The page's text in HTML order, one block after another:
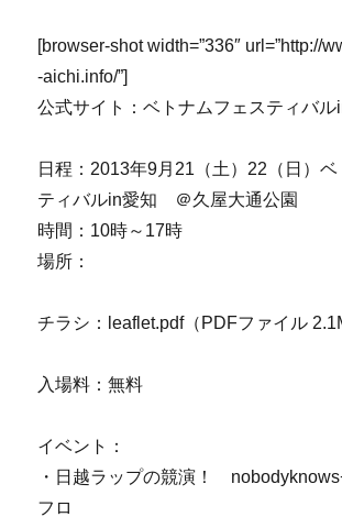
[browser-shot width=”336″ url=”http://
-aichi.info/”]
公式サイト：ベトナムフェスティバル
日程：2013年9月21（土）22（日）ベ
ティバルin愛知 ＠久屋大通公園
時間：10時～17時
場所：
チラシ：leaflet.pdf（PDFファイル
入場料：無料
イベント：
・日越ラップの競演！
フロ